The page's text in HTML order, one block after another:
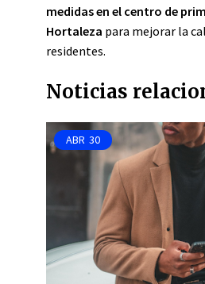
medidas en el centro de
Hortaleza para mejorar la
residentes.
Noticias
ABR 30